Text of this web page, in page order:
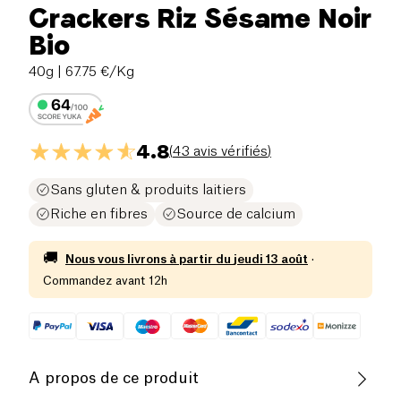
Crackers Riz Sésame Noir
Bio
40g | 67.75 €/Kg
4.8(43 avis vérifiés)
Sans gluten & produits laitiers
Riche en fibres
Source de calcium
🚚 Nous vous livrons à partir du jeudi 13 août ·
Commandez avant 12h
A propos de ce produit